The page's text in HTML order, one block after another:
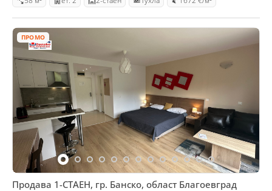
ПРОМО
Продава 1-СТАЕН, гр. Банско, област Благоевград